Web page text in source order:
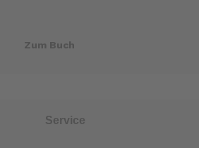
Zum Buch
Service